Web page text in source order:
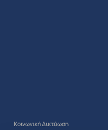
Κοινωνική Δικτύωση